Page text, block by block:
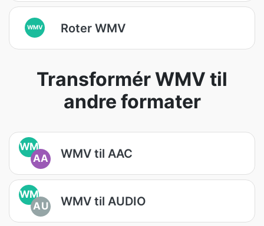
WMV Roter WMV
Transformér WMV til
andre formater
WM
AA
WMV til AAC
WM
AU
WMV til AUDIO